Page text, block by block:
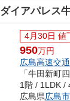
ダイアパレス
4月30日 値
950万円
1階 / 1LDK /
広島県広島